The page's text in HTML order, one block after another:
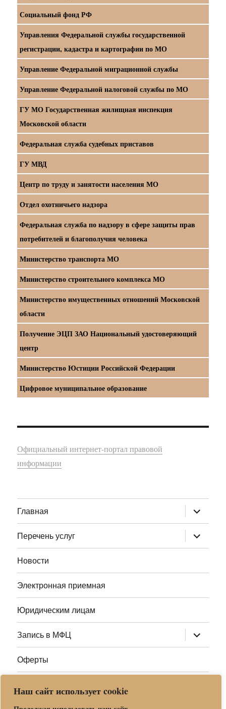
Наш сайт использует cookie
Социальный фонд РФ
Управления Федеральной службы государственной
регистрации, кадастра и картографии по МО
Управление Федеральной миграционной службы
Управление Федеральной налоговой службы по МО
ГУ МО Государственная жилищная инспекция
Московской области
Федеральная служба судебных приставов
ГУ МВД
Центр по труду и занятости населения МО
Отдел охотничьего надзора
Федеральная служба по надзору в сфере защиты прав
потребителей и благополучия человека
Министерство транспорта МО
Министерство строительного комплекса МО
Министерство имущественных отношений Московской
области
Получение ЭЦП ЗАО Национальный удостоверяющий
центр
Министерство Юстиции Российской Федерации
Цифровое муниципальное образование
Официальный интернет-портал правовой
информации
Главная раскрыть
дочернее
меню
Перечень услуг
раскрыть
дочернее
меню
Новости
Электронная приемная
Юридическим лицам
Запись в МФЦ раскрыть
дочернее
меню
Оферты